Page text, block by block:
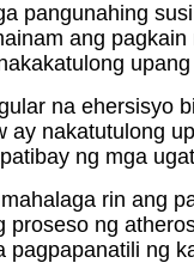
pangunahing
ang
na ehersisyo
ay nakatutulong
ng mga
rin ang
proseso ng
pagpapanatili ng